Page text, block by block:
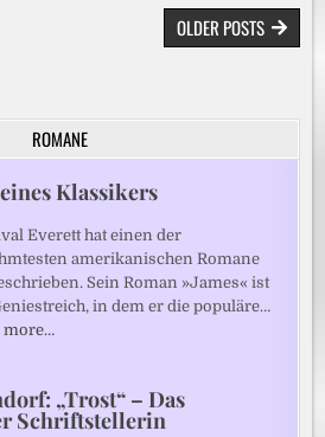
OLDER POSTS
ROMANE
Klassikers
Everett hat einen der
amerikanischen Romane
Sein Roman »James« ist
in dem er die populäre…
more…
„Trost“ – Das
Schriftstellerin